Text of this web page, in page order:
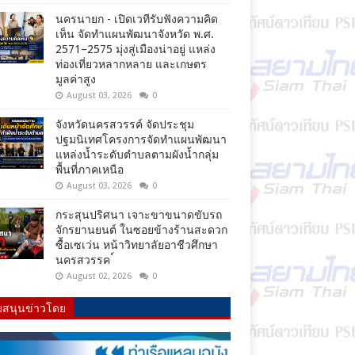
นครนายก - เปิดเวทีรับฟังความคิด
เห็น จัดทำแผนพัฒนาจังหวัด พ.ศ.
2571–2575 มุ่งสู่เมืองน่าอยู่ แหล่ง
ท่องเที่ยวหลากหลาย และเกษตร
มูลค่าสูง
August 03, 2026 0
จังหวัดนครสวรรค์ จัดประชุม
ปฐมนิเทศโครงการจัดทำแผนพัฒนา
แหล่งน้ำระดับตำบลตามผังน้ำกลุ่ม
พื้นที่ภาคเหนือ
August 03, 2026 0
กระสุนปริศนา เจาะขาขนาดขับรถ
จักรยานยนต์ ในซอยข้างร้านสะดวก
ซื้อเซเว่น หน้าวิทยาลัยอาชีวศึกษา
นครสวรรค ์
August 02, 2026 0
นุนข่าวโดย